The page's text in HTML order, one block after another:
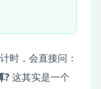
时，会直接问：
?这其实是一个